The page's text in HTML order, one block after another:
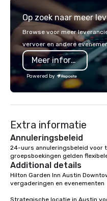
standards at your budget
number one goal is for our
effectively communicate
in the way they want it
Ideal Event.
Op zoek naar meer
Browse voor meer
vervoer en andere
Meer informatie
Powered by
Extra informatie
Annuleringsbeleid
24-uurs annuleringsbeleid voor
groepsboekingen gelden
Additional details
Hilton Garden Inn Austin
vergaderingen en evenementen
Strategische locatie in Austin